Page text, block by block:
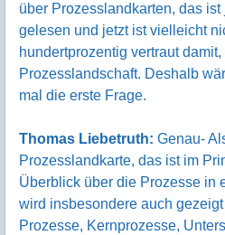
über Prozesslandkarten, das
gelesen und jetzt ist vielleicht
hundertprozentig vertraut
Prozesslandschaft. Deshalb
mal die erste Frage.
Thomas Liebetruth: Genau-
Prozesslandkarte, das ist im
Überblick über die Prozesse in
wird insbesondere auch
Prozesse, Kernprozesse,